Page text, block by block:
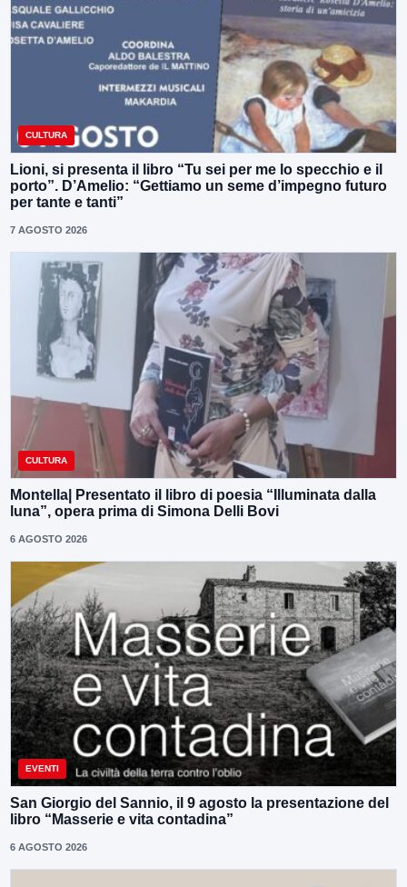
CULTURA
Lioni, si presenta il libro “Tu sei per me lo specchio e il
porto”. D’Amelio: “Gettiamo un seme d’impegno futuro
per tante e tanti”
7 AGOSTO 2026
CULTURA
Montella| Presentato il libro di poesia “Illuminata dalla
luna”, opera prima di Simona Delli Bovi
6 AGOSTO 2026
EVENTI
San Giorgio del Sannio, il 9 agosto la presentazione del
libro “Masserie e vita contadina”
6 AGOSTO 2026